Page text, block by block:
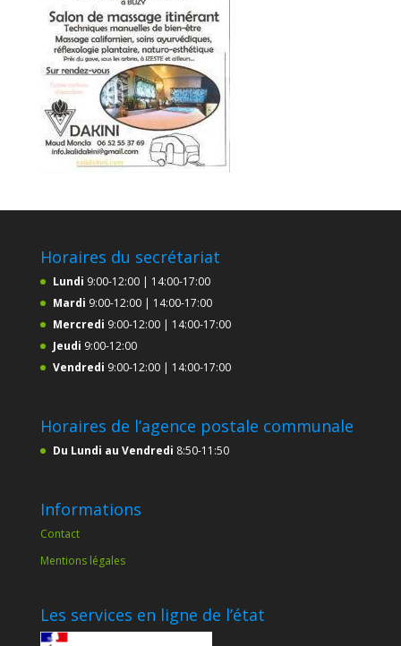
Horaires du secrétariat
Lundi 9:00-12:00 | 14:00-17:00
Mardi 9:00-12:00 | 14:00-17:00
Mercredi 9:00-12:00 | 14:00-17:00
Jeudi 9:00-12:00
Vendredi 9:00-12:00 | 14:00-17:00
Horaires de l’agence postale communale
Du Lundi au Vendredi 8:50-11:50
Informations
Contact
Mentions légales
Les services en ligne de l’état